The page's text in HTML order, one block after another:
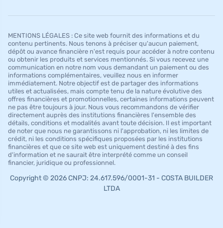
MENTIONS LÉGALES : Ce site web fournit des informations et du
contenu pertinents. Nous tenons à préciser qu'aucun paiement,
dépôt ou avance financière n'est requis pour accéder à notre contenu
ou obtenir les produits et services mentionnés. Si vous recevez une
communication en notre nom vous demandant un paiement ou des
informations complémentaires, veuillez nous en informer
immédiatement. Notre objectif est de partager des informations
utiles et actualisées, mais compte tenu de la nature évolutive des
offres financières et promotionnelles, certaines informations peuvent
ne pas être toujours à jour. Nous vous recommandons de vérifier
directement auprès des institutions financières l'ensemble des
détails, conditions et modalités avant toute décision. Il est important
de noter que nous ne garantissons ni l'approbation, ni les limites de
crédit, ni les conditions spécifiques proposées par les institutions
financières et que ce site web est uniquement destiné à des fins
d'information et ne saurait être interprété comme un conseil
financier, juridique ou professionnel.
Copyright © 2026 CNPJ: 24.617.596/0001-31 - COSTA BUILDER
LTDA